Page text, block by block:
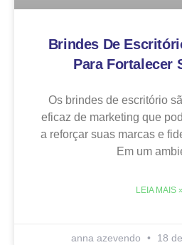
Brindes De
Para Fortalecer
Os brindes de escritório
eficaz de marketing que
a reforçar suas marcas e
Em um
LEIA MAIS »
anna azevendo 18